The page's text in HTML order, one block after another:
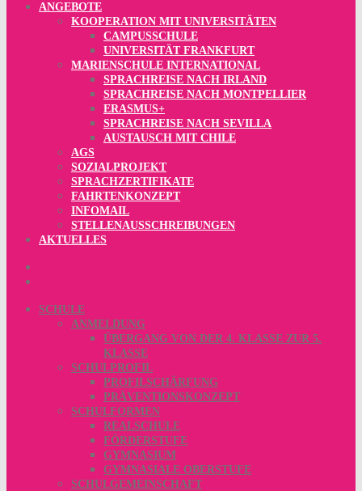
ANGEBOTE
KOOPERATION MIT UNIVERSITÄTEN
CAMPUSSCHULE
UNIVERSITÄT FRANKFURT
MARIENSCHULE INTERNATIONAL
SPRACHREISE NACH IRLAND
SPRACHREISE NACH MONTPELLIER
ERASMUS+
SPRACHREISE NACH SEVILLA
AUSTAUSCH MIT CHILE
AGS
SOZIALPROJEKT
SPRACHZERTIFIKATE
FAHRTENKONZEPT
INFOMAIL
STELLENAUSSCHREIBUNGEN
AKTUELLES
SCHULE
ANMELDUNG
ÜBERGANG VON DER 4. KLASSE ZUR 5.
KLASSE
SCHULPROFIL
PROFILSCHÄRFUNG
PRÄVENTIONSKONZEPT
SCHULFORMEN
REALSCHULE
FÖRDERSTUFE
GYMNASIUM
GYMNASIALE OBERSTUFE
SCHULGEMEINSCHAFT